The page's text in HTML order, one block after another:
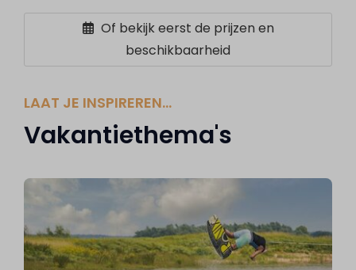
Of bekijk eerst de prijzen en
beschikbaarheid
LAAT JE INSPIREREN…
Vakantiethema's